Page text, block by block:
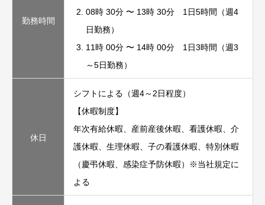
勤務時間
08時 30分 〜 13時 30分 1日5時間（週4
日勤務）
11時 00分 〜 14時 00分 1日3時間（週3
～5日勤務）
休日
シフトによる（週4～2日程度）
【休暇制度】
年次有給休暇、産前産後休暇、看護休暇、介
護休暇、生理休暇、子の看護休暇、 特別休暇
（慶弔休暇、感染症予防休暇）※当社規定に
よる